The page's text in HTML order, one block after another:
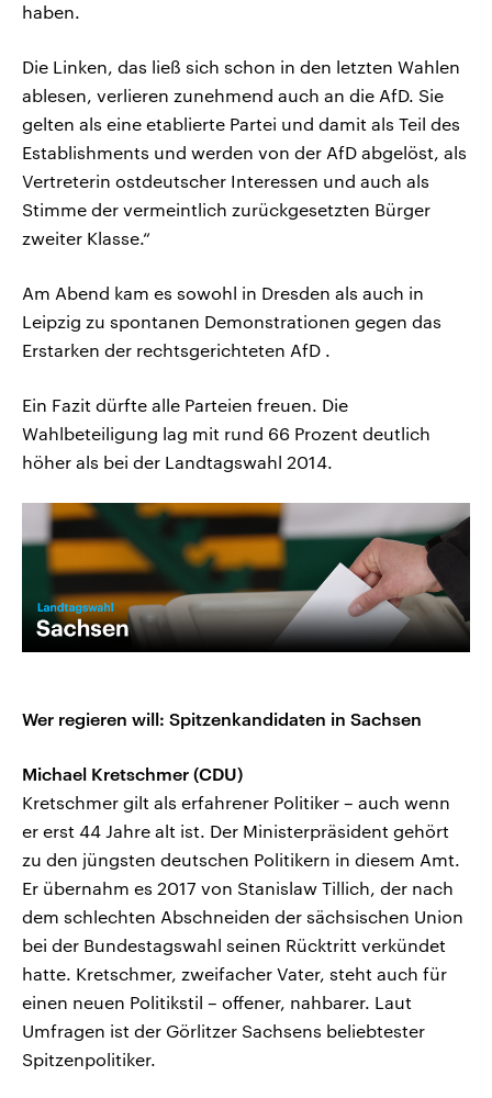
haben.
Die Linken, das ließ sich schon in den letzten Wahlen
ablesen, verlieren zunehmend auch an die AfD. Sie
gelten als eine etablierte Partei und damit als Teil des
Establishments und werden von der AfD abgelöst, als
Vertreterin ostdeutscher Interessen und auch als
Stimme der vermeintlich zurückgesetzten Bürger
zweiter Klasse.“
Am Abend kam es sowohl in Dresden als auch in
Leipzig zu spontanen Demonstrationen gegen das
Erstarken der rechtsgerichteten AfD .
Ein Fazit dürfte alle Parteien freuen. Die
Wahlbeteiligung lag mit rund 66 Prozent deutlich
höher als bei der Landtagswahl 2014.
Wer regieren will: Spitzenkandidaten in Sachsen
Michael Kretschmer (CDU)
Kretschmer gilt als erfahrener Politiker – auch wenn
er erst 44 Jahre alt ist. Der Ministerpräsident gehört
zu den jüngsten deutschen Politikern in diesem Amt.
Er übernahm es 2017 von Stanislaw Tillich, der nach
dem schlechten Abschneiden der sächsischen Union
bei der Bundestagswahl seinen Rücktritt verkündet
hatte. Kretschmer, zweifacher Vater, steht auch für
einen neuen Politikstil – offener, nahbarer. Laut
Umfragen ist der Görlitzer Sachsens beliebtester
Spitzenpolitiker.